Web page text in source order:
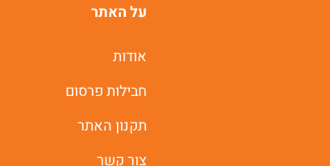
על האתר
אודות
חבילות פרסום
תקנון האתר
צור קשר